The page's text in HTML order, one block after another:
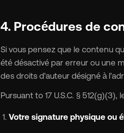
4. Procédures de
Si vous pensez que le contenu
été désactivé par erreur ou une
des droits d'auteur désigné à
Pursuant to 17 U.S.C. §
Votre signature physique ou